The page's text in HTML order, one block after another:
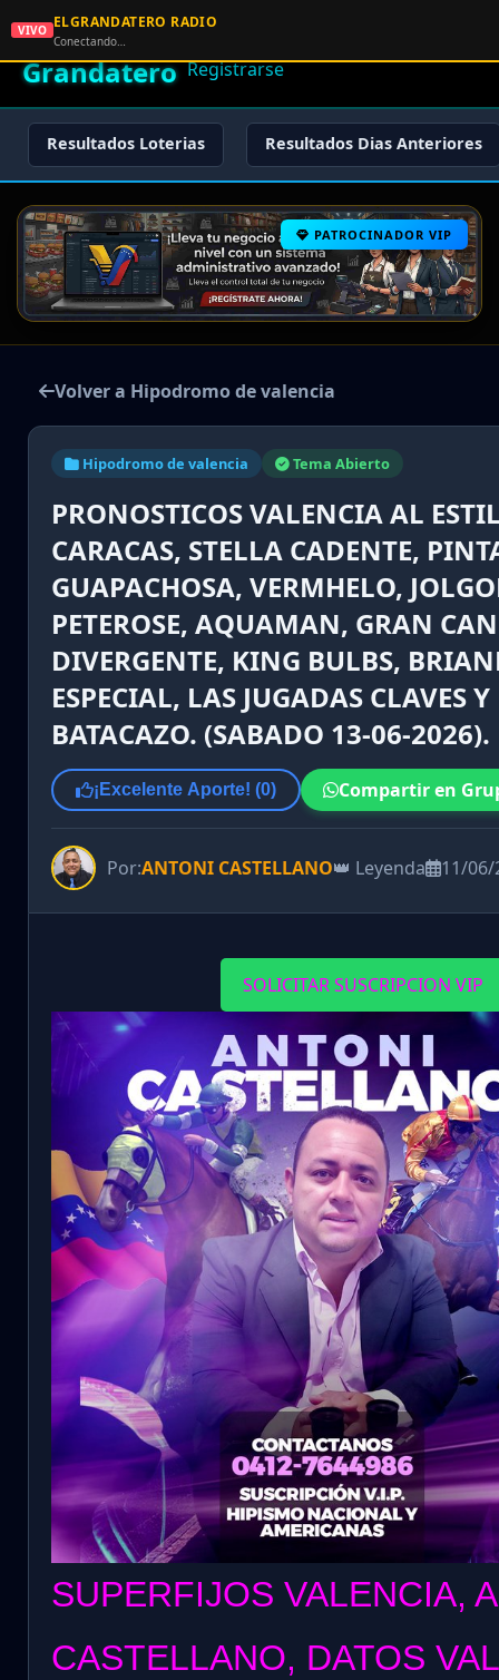
🌟 El
Grandatero Registrarse
Resultados Loterias Resultados Dias Anteriores
PATROCINADOR VIP
Volver a Hipodromo de valencia
Hipodromo de valencia Tema Abierto
PRONOSTICOS VALENCIA AL
CARACAS, STELLA CADENTE,
GUAPACHOSA, VERMHELO,
PETEROSE, AQUAMAN, GRAN
DIVERGENTE, KING BULBS,
ESPECIAL, LAS JUGADAS CLAVES Y
BATACAZO. (SABADO 13-06-2026).
¡Excelente Aporte! (0) Compartir en
Por:ANTONI CASTELLANO👑 Leyenda 11/06/
SOLICITAR SUSCRIPCION VIP
SUPERFIJOS VALENCIA,
CASTELLANO, DATOS
VIVO ELGRANDATERO RADIO
Conectando…